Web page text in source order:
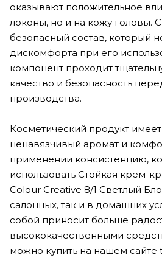
оказывают положительное
локоны, но и на кожу головы.
безопасный состав, который
дискомфорта при его
компонент проходит
качество и безопасность
производства.
Косметический продукт
ненавязчивый аромат и
применении консистенцию,
использовать Стойкая крем-
Colour Creative 8/1 Светлый
салонных, так и в домашних
собой приносит больше
высококачественными
можно купить на нашем сайте